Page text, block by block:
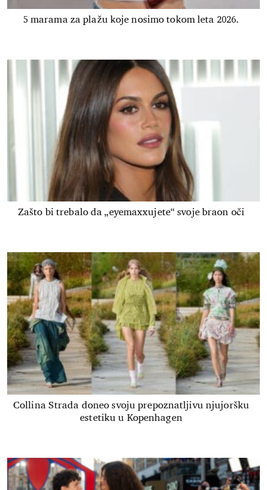
5 marama za plažu koje nosimo tokom leta 2026.
Zašto bi trebalo da „eyemaxxujete“ svoje braon oči
Collina Strada doneo svoju prepoznatljivu njujoršku
estetiku u Kopenhagen